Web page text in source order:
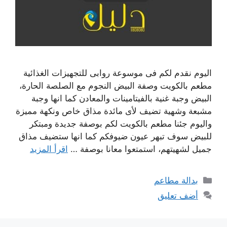
اليوم نقدم لكم فى موسوعة روابى للتجهيزات الغذائية
مطعم بالكويت وصفة البيض النجوم مع الصلصة الحارة،
البيض وجبة غنية بالفيتامينات والمعادن كما انها وجبة
مشبعة وشهية تضيف لأى مائدة مذاق خاص ونكهة مميزة
واليوم جئنا مطعم بالكويت لكم بوصفة جديدة ومبتكر
للبيض سوف تبهر عيون ضيوفكم كما انها ستضيف مذاق
جميل لشهيتهم، استمتعوا معانا بوصفة … اقرأ المزيد
التصنيفات
بدالة مطاعم
أضف تعليق